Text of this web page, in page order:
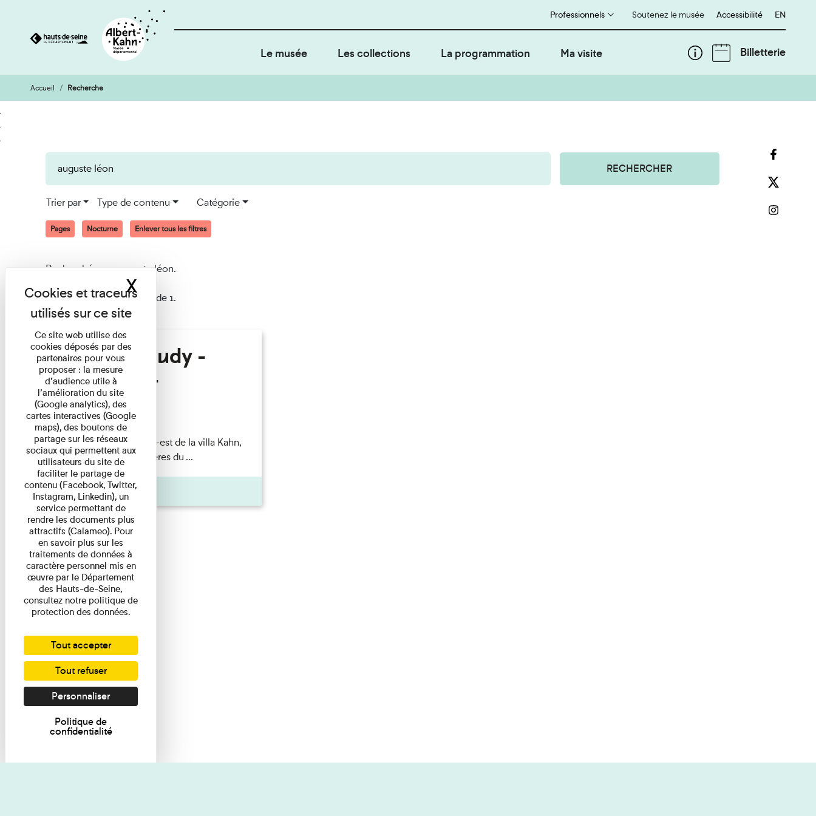
Aller
au
contenu
Aller
à
la
Soutenez le musée
Professionnels Accessibilité English
EN
Le musée Les collections La programmation Ma visite Billetterie
Accueil Recherche
RECHERCHER
Trier par Type de contenu Catégorie
Pages Nocturne Enlever tous les filtres
Recherché pour auguste léon.
Afficher les résultats 1 à 1 de 1.
Hélène Gaudy -
Villa Zamir
Lecture
couchant) [Angle nord-est de la villa Kahn,
dite villa Zamir et lumières du ...
Pages
Ce site web utilise des
cookies déposés par des
partenaires pour vous
proposer : la mesure
d’audience utile à
l’amélioration du site
(Google analytics), des
cartes interactives (Google
maps), des boutons de
partage sur les réseaux
sociaux qui permettent aux
utilisateurs du site de
faciliter le partage de
contenu (Facebook, Twitter,
Instagram, Linkedin), un
service permettant de
rendre les documents plus
attractifs (Calameo). Pour
en savoir plus sur les
traitements de données à
caractère personnel mis en
œuvre par le Département
des Hauts-de-Seine,
consultez notre politique de
protection des données.
Tout accepter
Tout refuser
Personnaliser
Politique de
confidentialité
XMasquer le bandeau des cookies